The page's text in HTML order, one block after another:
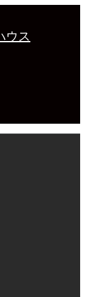
ウス